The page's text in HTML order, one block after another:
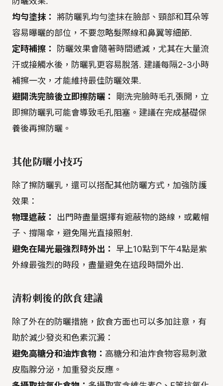
均勻塗抹：
將防曬乳均勻塗抹在臉部、頸部和耳朵等
容易曝曬的部位，不要忽略髮際線和鼻翼等細節.
定時補擦：
防曬效果會隨著時間遞減，尤其在大量流
汗或接觸水後，防曬乳更容易脫落. 建議每隔2-3小時
補擦一次，才能維持最佳防曬效果.
避開洗完臉後立即擦防曬：
剛洗完臉時毛孔張開，立
即擦防曬乳可能會導致毛孔阻塞。建議在完成基礎保
養後再擦防曬。
其他防曬小技巧
除了擦防曬乳，還可以搭配其他防曬方式，加強防護
效果：
物理遮蔽：
出門時盡量選擇有遮蔽物的路線，或戴帽
子、撐陽傘，避免陽光直接照射.
避免在陽光最強烈時外出：
早上10點到下午4點是紫
外線最強烈的時段，盡量避免在這段時間外出.
清粉刺後的飲食建議
除了外在的防曬措施，飲食方面也可以多加註意，有
助於減少發炎和色素沉澱：
避免高糖分和油炸食物： 高糖分和油炸食物容易刺激
皮脂腺分泌，加重發炎反應。